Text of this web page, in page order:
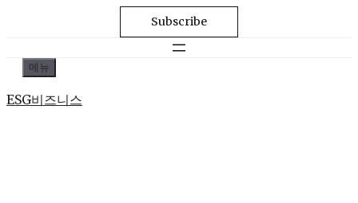
Subscribe
츠
메뉴
ESG비즈니스